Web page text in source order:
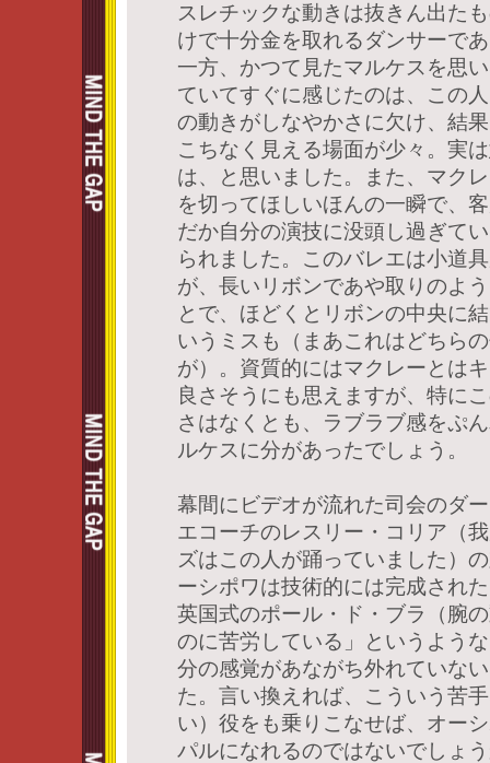
スレチックな動きは抜きん出た
けで十分金を取れるダンサーで
一方、かつて見たマルケスを思
ていてすぐに感じたのは、この
の動きがしなやかさに欠け、結
こちなく見える場面が少々。実
は、と思いました。また、マク
を切ってほしいほんの一瞬で、
だか自分の演技に没頭し過ぎて
られました。このバレエは小道
が、長いリボンであや取りのよ
とで、ほどくとリボンの中央に
いうミスも（まあこれはどちら
が）。資質的にはマクレーとは
良さそうにも思えますが、特に
さはなくとも、ラブラブ感をぷ
ルケスに分があったでしょう。
幕間にビデオが流れた司会のダ
エコーチのレスリー・コリア（
ズはこの人が踊っていました）
ーシポワは技術的には完成され
英国式のポール・ド・ブラ（腕
のに苦労している」というよう
分の感覚があながち外れていな
た。言い換えれば、こういう苦
い）役をも乗りこなせば、オー
パルになれるのではないでしょ